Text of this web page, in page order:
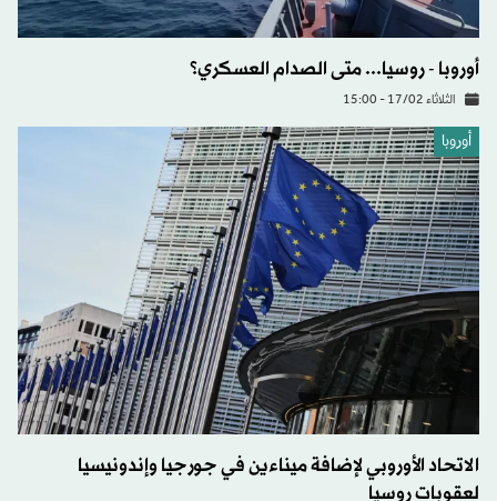
أوروبا - روسيا... متى الصدام العسكري؟
الثلاثاء 17/02 - 15:00
أوروبا
الاتحاد الأوروبي لإضافة ميناءين في جورجيا وإندونيسيا
لعقوبات روسيا